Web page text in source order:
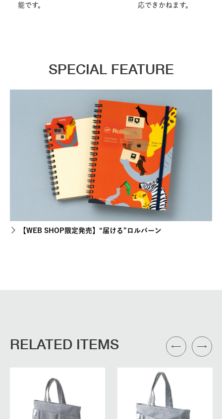
能です。 応できかねます。
SPECIAL FEATURE
【WEB SHOP限定発売】“届ける”ロルバーン
RELATED ITEMS